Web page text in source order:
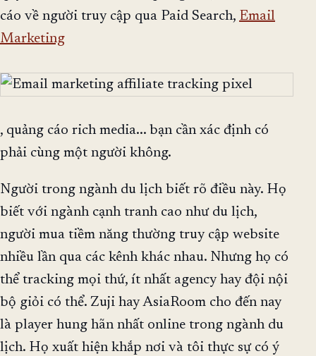
cáo về người truy cập qua Paid Search, Email
Marketing
, quảng cáo rich media... bạn cần xác định có
phải cùng một người không.
Người trong ngành du lịch biết rõ điều này. Họ
biết với ngành cạnh tranh cao như du lịch,
người mua tiềm năng thường truy cập website
nhiều lần qua các kênh khác nhau. Nhưng họ có
thể tracking mọi thứ, ít nhất agency hay đội nội
bộ giỏi có thể. Zuji hay AsiaRoom cho đến nay
là player hung hãn nhất online trong ngành du
lịch. Họ xuất hiện khắp nơi và tôi thực sự có ý